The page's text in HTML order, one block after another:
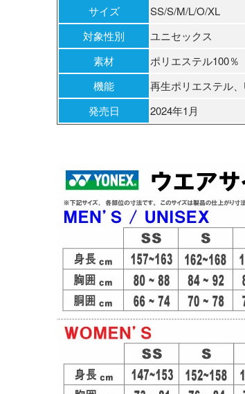
サイズ
SS/S/M/L/O/XL
対象性別
ユニセックス
素材
ポリエステル100％
機能
再生ポリエステル
発売日
2024年1月